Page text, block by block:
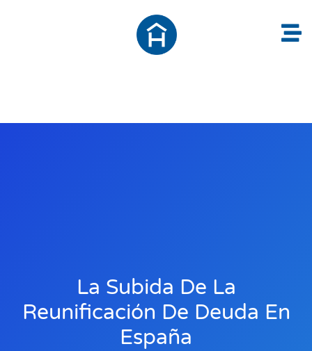
La Subida De La
Reunificación De Deuda En
España